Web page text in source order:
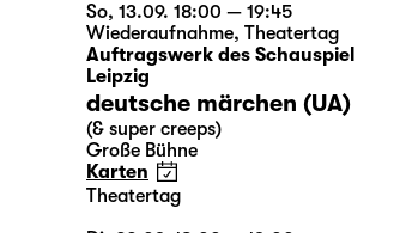
So, 13.09. 18:00 — 19:45
Wiederaufnahme, Theatertag
Auftragswerk des Schauspiel
Leipzig
deutsche märchen (UA)
(& super creeps)
Große Bühne
Karten
Theatertag